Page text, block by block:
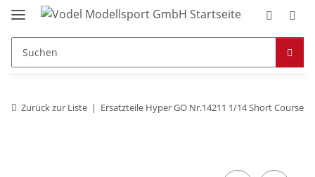
Zurück zur Liste Ersatzteile Hyper GO Nr.14211 1/14 Short Course